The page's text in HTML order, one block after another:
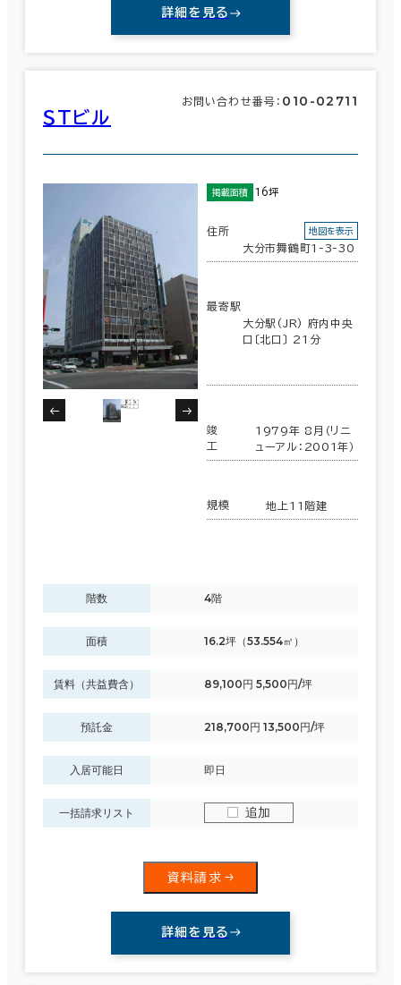
詳細を見る
ＳＴビル
お問い合わせ番号： 010-02711
掲載面積 16坪
住所
大分市舞鶴町1-3-30
地図を表示
最寄駅
大分駅(JR) 府内中央
口〔北口〕 21分
竣
工
1979年 8月（リニ
ューアル：2001年）
規模 地上11階建
階数 4階
面積 16.2坪（53.554㎡）
賃料（共益費含） 89,100円 5,500円/坪
預託金 218,700円 13,500円/坪
入居可能日 即日
一括請求リスト 追加
資料請求
詳細を見る
鹿児島県
68室
この条件で検索する
10年以内
20年以内 30年以内
階数
1階 2階以上
その他
制震・免震構造
1フロア面積100坪以上
該当数
68室(26
棟)
この条件で検索する